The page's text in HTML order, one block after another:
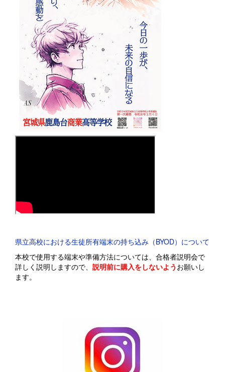
県立高校における生徒所有端末の持ち込み（BYOD）について
本校で使用する端末や準備方法については、合格者説明会で
詳しく説明しますので、 説明前に購入をしないよう お願いし
ます。